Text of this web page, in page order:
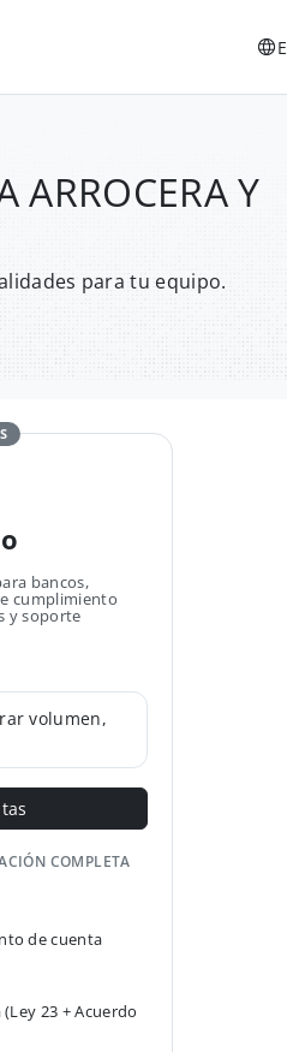
Y
para tu equipo.
bancos,
cumplimiento
y soporte
volumen,
COMPLETA
de cuenta
23 + Acuerdo